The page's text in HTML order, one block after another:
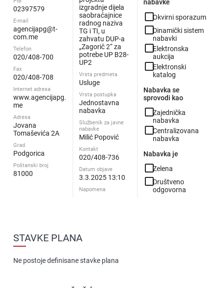
izgradnje dijela
saobraćajnice
radnog naziva
TG i TI, u
zahvatu DUP-a
„Zagorič 2“ za
potrebe UP B28-
UP2
Vrsta predmeta
Usluge
Vrsta postupka
Jednostavna
nabavka
Službenik za javne
nabavke
Milić Popović
Kontakt
020/408-736
Datum objave
3.3.2025 13:10
Napomena
nabavke
check_box_outline_blankOkvirni sporazum
check_box_outline_blankDinamički sistem
nabavki
check_box_outline_blankElektronska
aukcija
check_box_outline_blankElektronski
katalog
Nabavka se
sprovodi kao
check_box_outline_blankZajednička
nabavka
check_box_outline_blankCentralizovana
nabavka
Nabavka je
check_box_outline_blankZelena
check_box_outline_blankDruštveno
odgovorna
02397579
E-mail
agencijapg@t-
com.me
Telefon
020/408-700
Fax
020/408-708
Internet adresa
www.agencijapg.
me
Adresa
Jovana
Tomaševića 2A
Grad
Podgorica
Poštanski broj
81000
STAVKE PLANA
Ne postoje definisane stavke plana